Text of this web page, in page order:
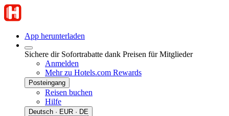
App herunterladen
Sichere dir Sofortrabatte dank Preisen für Mitglieder
Anmelden
Mehr zu Hotels.com Rewards
Posteingang
Reisen buchen
Hilfe
Deutsch · EUR · DE